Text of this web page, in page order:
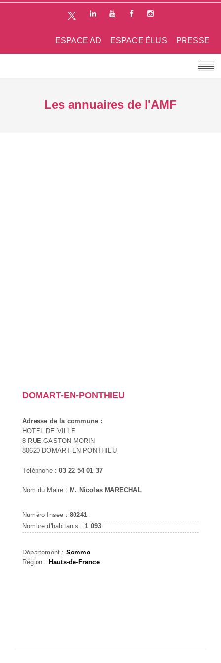
PRESSE
ESPACE ÉLUS
ESPACE AD
Les annuaires de l'AMF
DOMART-EN-PONTHIEU
Adresse de la commune :
HOTEL DE VILLE
8 RUE GASTON MORIN
80620 DOMART-EN-PONTHIEU
Téléphone :03 22 54 01 37
Nom du Maire : M. Nicolas MARECHAL
Numéro Insee : 80241
Nombre d'habitants : 1 093
Département : Somme
Région : Hauts-de-France